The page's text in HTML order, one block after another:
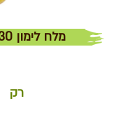
מלח לימון 130 גרם 7.61 שח ל- 100 גרם
רק